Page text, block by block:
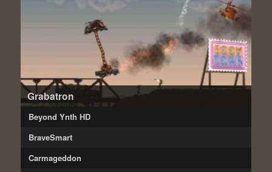
Grabatron
Beyond Ynth HD
BraveSmart
Carmageddon